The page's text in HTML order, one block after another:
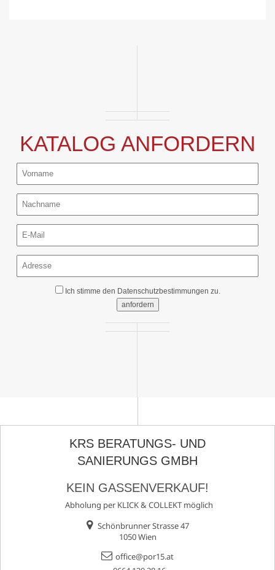
KATALOG ANFORDERN
Ich stimme den Datenschutzbestimmungen zu.
anfordern
KRS BERATUNGS- UND
SANIERUNGS GMBH
KEIN GASSENVERKAUF!
Abholung per KLICK & COLLEKT möglich
Schönbrunner Strasse 47
1050 Wien
office@por15.at